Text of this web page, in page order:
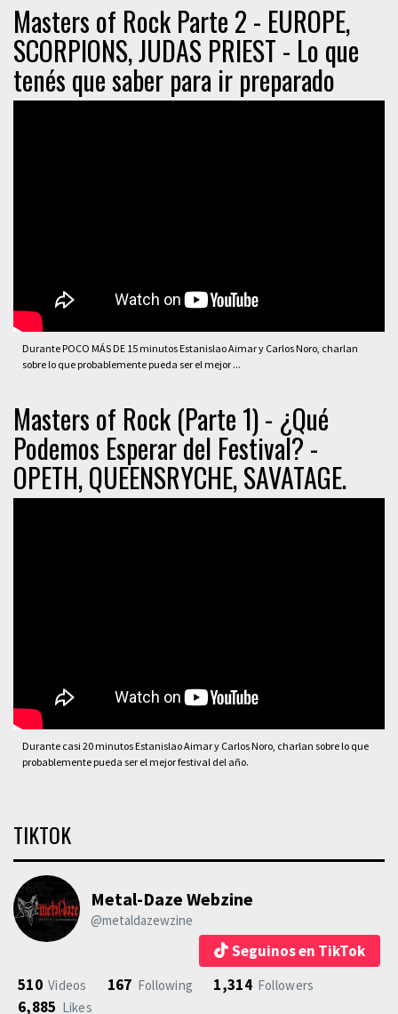
Masters of Rock Parte 2 - EUROPE,
SCORPIONS, JUDAS PRIEST - Lo que
tenés que saber para ir preparado
Durante POCO MÁS DE 15 minutos Estanislao Aimar y Carlos Noro, charlan
sobre lo que probablemente pueda ser el mejor ...
Masters of Rock (Parte 1) - ¿Qué
Podemos Esperar del Festival? -
OPETH, QUEENSRYCHE, SAVATAGE.
Durante casi 20 minutos Estanislao Aimar y Carlos Noro, charlan sobre lo que
probablemente pueda ser el mejor festival del año.
TIKTOK
Metal-Daze Webzine
@metaldazewzine
Seguinos en TikTok
510 Videos 167 Following 1,314 Followers
6,885 Likes